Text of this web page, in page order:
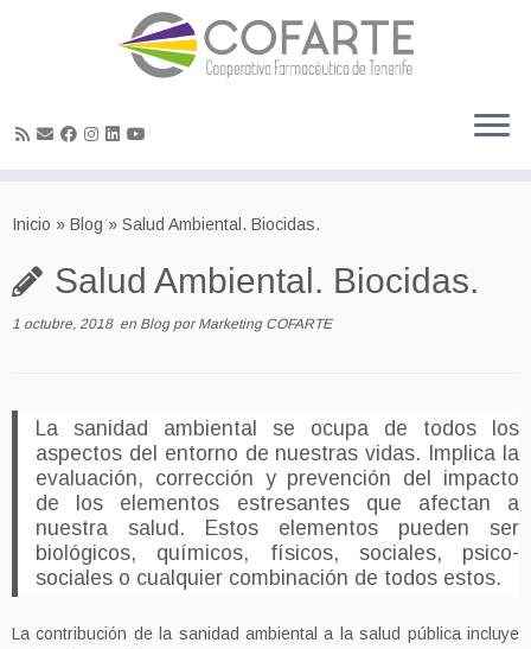
Inicio » Blog » Salud Ambiental. Biocidas.
Salud Ambiental. Biocidas.
1 octubre, 2018en Blog porMarketing COFARTE
La sanidad ambiental se ocupa de todos los
aspectos del entorno de nuestras vidas. Implica la
evaluación, corrección y prevención del impacto
de los elementos estresantes que afectan a
nuestra salud. Estos elementos pueden ser
biológicos, químicos, físicos, sociales, psico-
sociales o cualquier combinación de todos estos.
La contribución de la sanidad ambiental a la salud pública incluye